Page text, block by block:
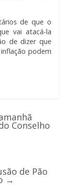
de que o
vai atacá-la
de dizer que
podem
Conselho
de Pão
→